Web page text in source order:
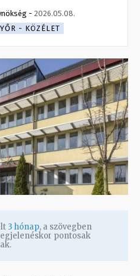
- 2026.05.08.
- KÖZÉLET
3 hónap, a szövegben
pontosak